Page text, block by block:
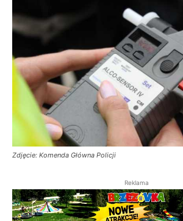
Zdjęcie: Komenda Główna Policji
Reklama